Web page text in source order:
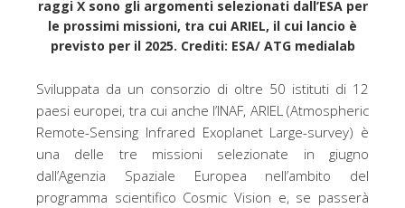
raggi X sono gli argomenti selezionati dall’ESA per
le prossimi missioni, tra cui ARIEL, il cui lancio è
previsto per il 2025. Crediti: ESA/ ATG medialab
Sviluppata da un consorzio di oltre 50 istituti di 12
paesi europei, tra cui anche l’INAF, ARIEL (Atmospheric
Remote-Sensing Infrared Exoplanet Large-survey) è
una delle tre missioni selezionate in giugno
dall’Agenzia Spaziale Europea nell’ambito del
programma scientifico Cosmic Vision e, se passerà